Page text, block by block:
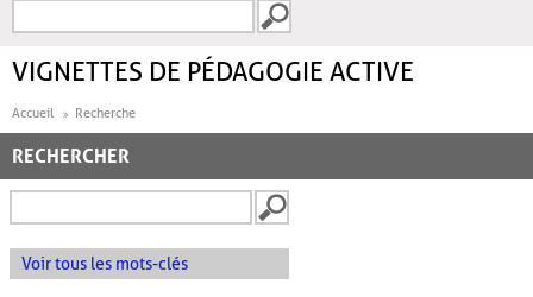
FORMULAIRE DE
VIGNETTES DE PÉDAGOGIE ACTIVE
Accueil Recherche
RECHERCHER
Voir tous les mots-clés